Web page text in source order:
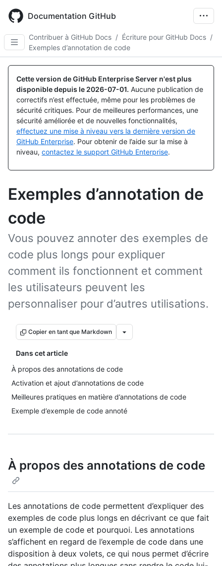
main
content
Documentation GitHub
Contribuer à GitHub Docs / Écriture pour GitHub Docs /
Exemples d’annotation de code
Cette version de GitHub Enterprise Server n'est plus
disponible depuis le 2026-07-01. Aucune publication de
correctifs n’est effectuée, même pour les problèmes de
sécurité critiques. Pour de meilleures performances, une
sécurité améliorée et de nouvelles fonctionnalités,
effectuez une mise à niveau vers la dernière version de
GitHub Enterprise. Pour obtenir de l’aide sur la mise à
niveau, contactez le support GitHub Enterprise.
Exemples d’annotation de
code
Vous pouvez annoter des exemples de
code plus longs pour expliquer
comment ils fonctionnent et comment
les utilisateurs peuvent les
personnaliser pour d’autres utilisations.
Copier en tant que Markdown
Dans cet article
À propos des annotations de code
Activation et ajout d’annotations de code
Meilleures pratiques en matière d’annotations de code
Exemple d’exemple de code annoté
À propos des annotations de code
Les annotations de code permettent d’expliquer des
exemples de code plus longs en décrivant ce que fait
un exemple de code et pourquoi. Les annotations
s’affichent en regard de l’exemple de code dans une
disposition à deux volets, ce qui nous permet d’écrire